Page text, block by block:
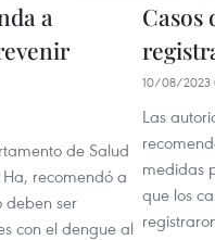
a
de Salud
recomendó a
deben ser
con el dengue al
Casos
10/08/2023
Las
medidas
que los